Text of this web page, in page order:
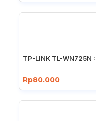
TP-LINK TL-WN725N
Rp80.000